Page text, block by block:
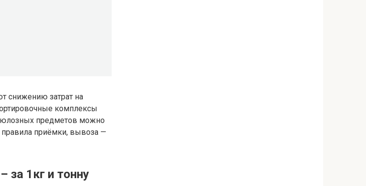
снижению затрат на
комплексы
предметов можно
приёмки, вывоза —
1кг и тонну